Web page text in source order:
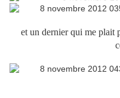
et un dernier qui me plait